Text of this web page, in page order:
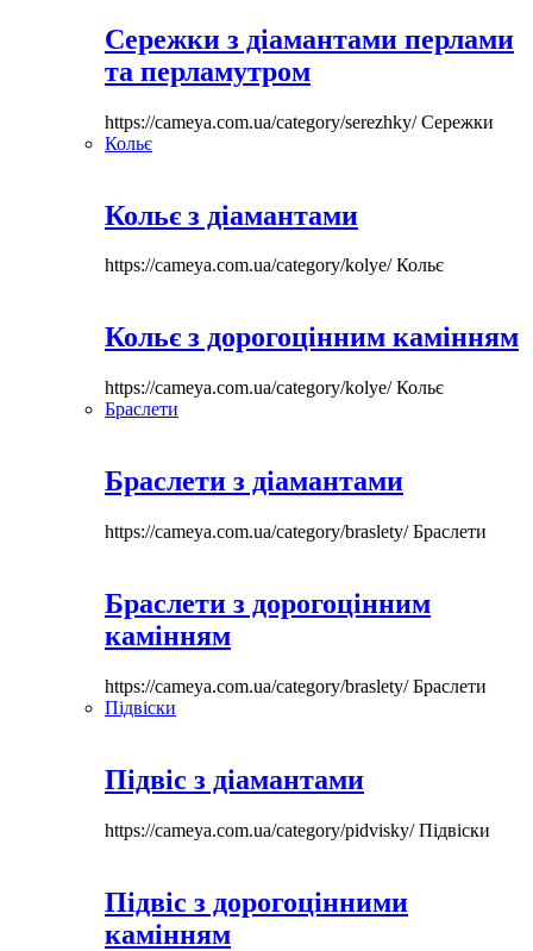
Сережки з діамантами перлами
та перламутром
https://cameya.com.ua/category/serezhky/Сережки
Кольє
Кольє з діамантами
https://cameya.com.ua/category/kolye/Кольє
Кольє з дорогоцінним камінням
https://cameya.com.ua/category/kolye/Кольє
Браслети
Браслети з діамантами
https://cameya.com.ua/category/braslety/Браслети
Браслети з дорогоцінним
камінням
https://cameya.com.ua/category/braslety/Браслети
Підвіски
Підвіс з діамантами
https://cameya.com.ua/category/pidvisky/Підвіски
Підвіс з дорогоцінними
камінням